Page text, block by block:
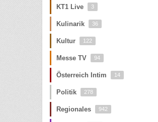
KT1 Live 3
Kulinarik 36
Kultur 122
Messe TV 94
Österreich Intim 14
Politik 278
Regionales 942